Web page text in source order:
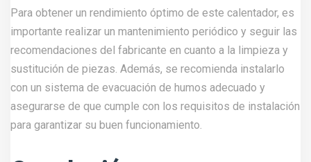
Para obtener un rendimiento óptimo de este calentador, es
importante realizar un mantenimiento periódico y seguir las
recomendaciones del fabricante en cuanto a la limpieza y
sustitución de piezas. Además, se recomienda instalarlo
con un sistema de evacuación de humos adecuado y
asegurarse de que cumple con los requisitos de instalación
para garantizar su buen funcionamiento.